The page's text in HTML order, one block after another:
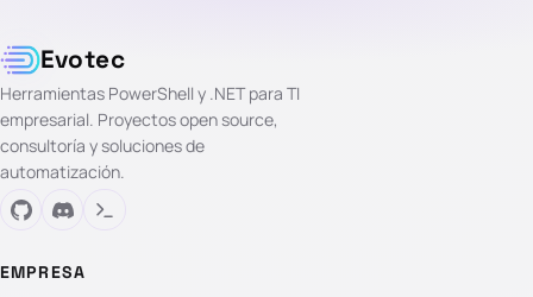
Evotec
Herramientas PowerShell y .NET para TI
empresarial. Proyectos open source,
consultoría y soluciones de
automatización.
EMPRESA